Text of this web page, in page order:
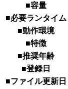
■容量
■必要ランタイム
■動作環境
■特徴
■推奨年齢
■登録日
■ファイル更新日